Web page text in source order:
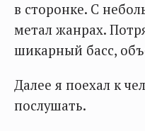
в сторонке. С
метал жанрах.
шикарный басс,
Далее я поехал к
послушать.